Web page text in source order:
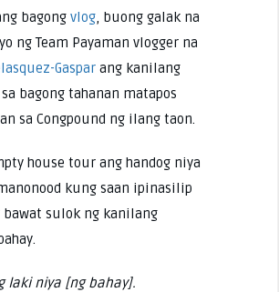
bagong vlog, buong galak na
ng Team Payaman vlogger na
Gasparang kanilang
bagong tahanan matapos
sa Congpound ng ilang taon.
house tour ang handog niya
kung saan ipinasilip
bawat sulok ng kanilang
laki niya [ng bahay].